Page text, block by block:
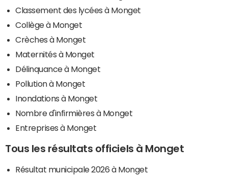
Classement des lycées à Monget
Collège à Monget
Crèches à Monget
Maternités à Monget
Délinquance à Monget
Pollution à Monget
Inondations à Monget
Nombre d'infirmières à Monget
Entreprises à Monget
Tous les résultats officiels à Monget
Résultat municipale 2026 à Monget